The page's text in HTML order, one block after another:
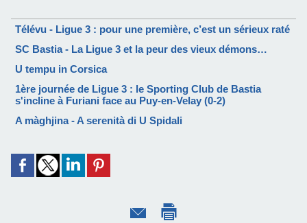
Télévu - Ligue 3 : pour une première, c’est un sérieux raté
SC Bastia - La Ligue 3 et la peur des vieux démons…
U tempu in Corsica
1ère journée de Ligue 3 : le Sporting Club de Bastia
s'incline à Furiani face au Puy-en-Velay (0-2)
A màghjina - A serenità di U Spidali